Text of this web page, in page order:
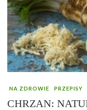
NA ZDROWIE PRZEPISY
CHRZAN: